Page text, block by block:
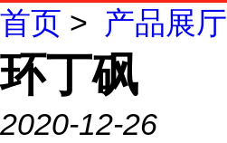
首页 > 产品展厅
环丁砜
2020-12-26